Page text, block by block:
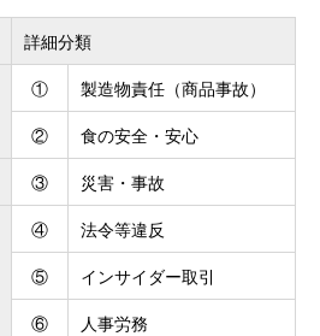
詳細分類
①
製造物責任（商品事故）
②
食の安全・安心
③ 災害・事故
④
法令等違反
⑤
インサイダー取引
⑥
人事労務